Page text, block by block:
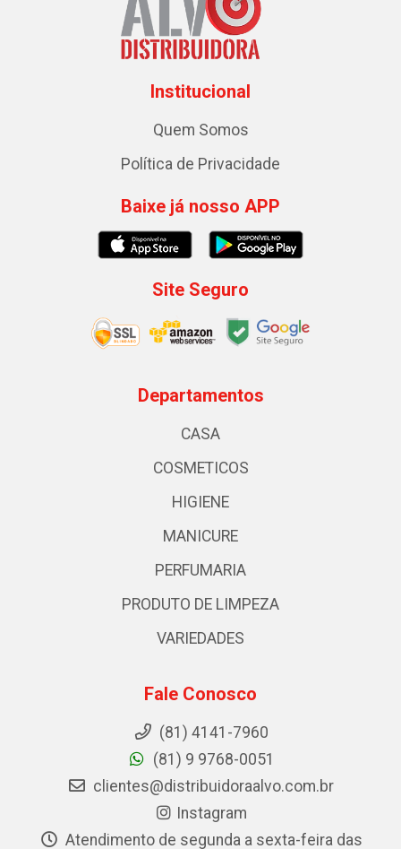
Institucional
Quem Somos
Política de Privacidade
Baixe já nosso APP
Site Seguro
Departamentos
CASA
COSMETICOS
HIGIENE
MANICURE
PERFUMARIA
PRODUTO DE LIMPEZA
VARIEDADES
Fale Conosco
(81) 4141-7960
(81) 9 9768-0051
clientes@distribuidoraalvo.com.br
Instagram
Atendimento de segunda a sexta-feira das